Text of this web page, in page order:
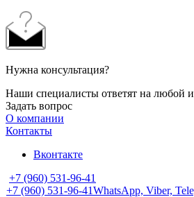
Нужна консультация?
Наши специалисты ответят на любой
Задать вопрос
О компании
Контакты
Вконтакте
+7 (960) 531-96-41
+7 (960) 531-96-41WhatsApp, Viber,